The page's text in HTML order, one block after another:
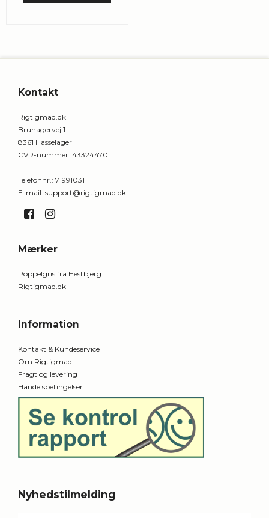
Kontakt
Rigtigmad.dk
Brunagervej 1
8361 Hasselager
CVR-nummer: 43324470
Telefonnr.: 71991031
E-mail: support@rigtigmad.dk
Mærker
Poppelgris fra Hestbjerg
Rigtigmad.dk
Information
Kontakt & Kundeservice
Om Rigtigmad
Fragt og levering
Handelsbetingelser
Nyhedstilmelding